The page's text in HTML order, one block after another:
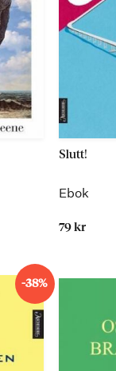
Slutt!
Ebok
79 kr
-38%